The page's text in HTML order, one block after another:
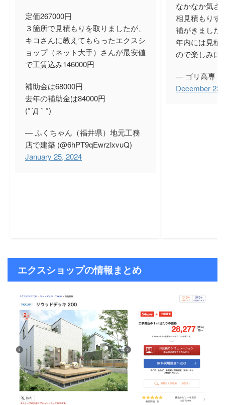
定価267000円
３箇所で見積もりを取りましたが、
キコさんに教えてもらったエクスシ
ョップ（ネット大手）さんが最安値
で工賃込み146000円
補助金は68000円
去年の補助金は84000円
(*´Д｀*)
— ふくちゃん（福井県）地元工務
店で建築 (@6hPT9qEwrzlxvuQ)
January 25, 2024
なかなか気さ
相見積もりす
補がきました
年内には見積
ので楽しみに
— ゴリ高専
December 23,
エクスショップの情報まとめ